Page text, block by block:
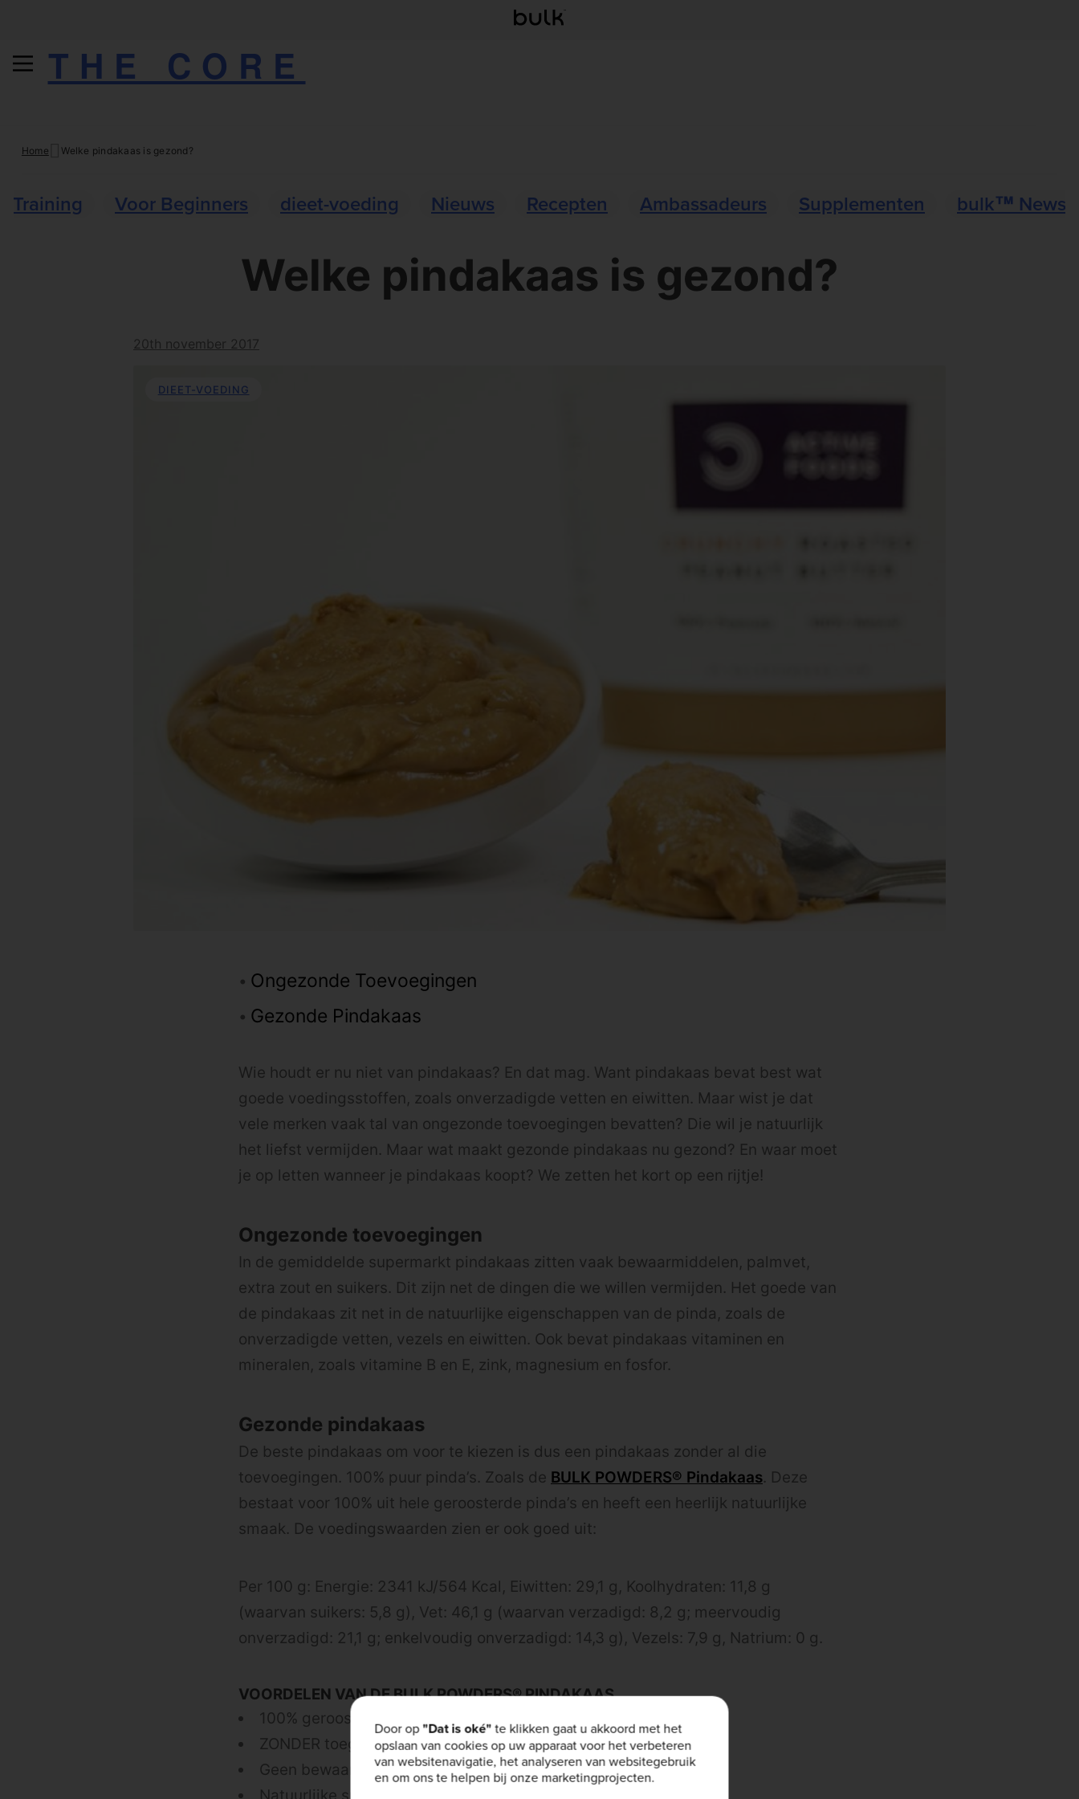
THE CORE
Home Welke pindakaas is gezond?
Training Voor Beginners dieet-voeding Nieuws Recepten Ambassadeurs Supplementen bulk™ News
Welke pindakaas is gezond?
20th november 2017
DIEET-VOEDING
Ongezonde Toevoegingen
Gezonde Pindakaas
Wie houdt er nu niet van pindakaas? En dat mag. Want pindakaas bevat best wat
goede voedingsstoffen, zoals onverzadigde vetten en eiwitten. Maar wist je dat
vele merken vaak tal van ongezonde toevoegingen bevatten? Die wil je natuurlijk
het liefst vermijden. Maar wat maakt gezonde pindakaas nu gezond? En waar moet
je op letten wanneer je pindakaas koopt? We zetten het kort op een rijtje!
Ongezonde toevoegingen
In de gemiddelde supermarkt pindakaas zitten vaak bewaarmiddelen, palmvet,
extra zout en suikers. Dit zijn net de dingen die we willen vermijden. Het goede van
de pindakaas zit net in de natuurlijke eigenschappen van de pinda, zoals de
onverzadigde vetten, vezels en eiwitten. Ook bevat pindakaas vitaminen en
mineralen, zoals vitamine B en E, zink, magnesium en fosfor.
Gezonde pindakaas
De beste pindakaas om voor te kiezen is dus een pindakaas zonder al die
toevoegingen. 100% puur pinda’s. Zoals de BULK POWDERS® Pindakaas. Deze
bestaat voor 100% uit hele geroosterde pinda’s en heeft een heerlijk natuurlijke
smaak. De voedingswaarden zien er ook goed uit:
Per 100 g: Energie: 2341 kJ/564 Kcal, Eiwitten: 29,1 g, Koolhydraten: 11,8 g
(waarvan suikers: 5,8 g), Vet: 46,1 g (waarvan verzadigd: 8,2 g; meervoudig
onverzadigd: 21,1 g; enkelvoudig onverzadigd: 14,3 g), Vezels: 7,9 g, Natrium: 0 g.
VOORDELEN VAN DE BULK POWDERS® PINDAKAAS
100% geroosterde hele pindanoten
ZONDER toegevoegde suiker, zout of palmolie
Geen bewaarmiddelen
Natuurlijke smaak
Door op"Dat is oké"te klikken gaat u akkoord met het
opslaan van cookies op uw apparaat voor het verbeteren
van websitenavigatie, het analyseren van websitegebruik
en om ons te helpen bij onze marketingprojecten.